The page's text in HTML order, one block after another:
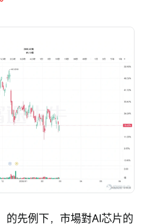
的先例下，市場對AI芯片的